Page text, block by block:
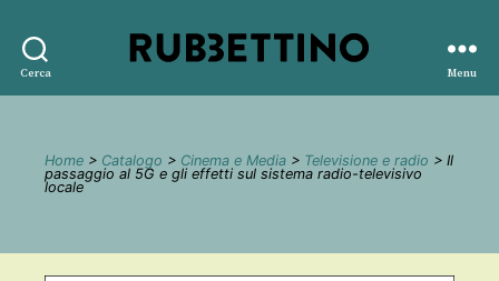
Cerca
editore
Menu
Home > Catalogo > Cinema e Media > Televisione e radio > Il
passaggio al 5G e gli effetti sul sistema radio-televisivo
locale